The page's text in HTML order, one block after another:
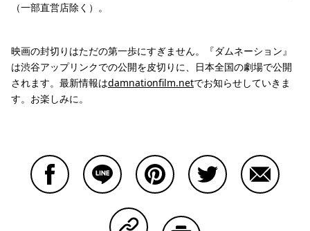
（一部直営店除く）。
映画の封切りはただの第一歩にすぎません。『ダムネーション』
は渋谷アップリンクでの公開を皮切りに、日本全国の劇場で公開
されます。最新情報はdamnationfilm.netでお知らせしていきま
す。お楽しみに。